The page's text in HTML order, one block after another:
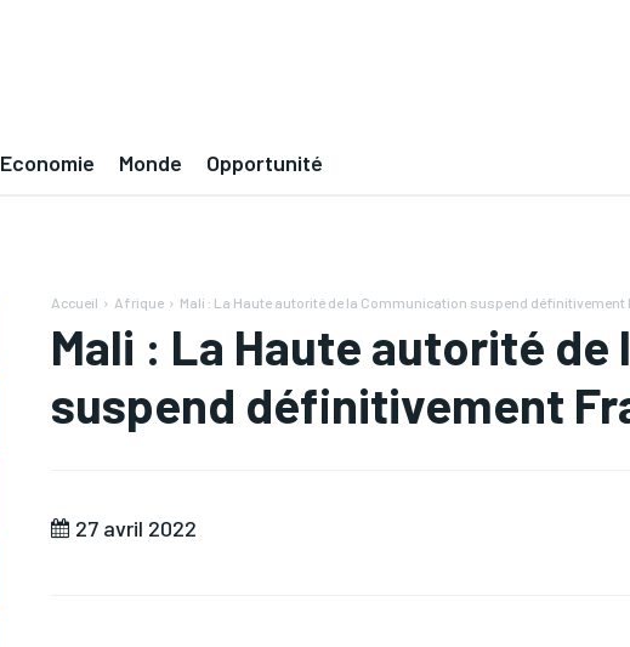
Economie Monde Opportunité
Accueil Afrique Mali : La Haute autorité de la Communication suspend définitivement
Mali : La Haute autorité
suspend définitivement
27 avril 2022